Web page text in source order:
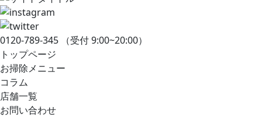
0120-789-345
（受付 9:00~20:00）
トップページ
お掃除メニュー
コラム
店舗一覧
お問い合わせ